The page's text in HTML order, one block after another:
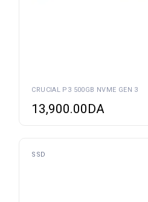
CRUCIAL P3 500GB NVME GEN 3
13,900.00DA
SSD